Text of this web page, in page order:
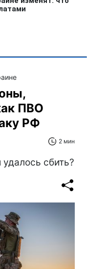
ПВО
РФ
2 мин
сбить?